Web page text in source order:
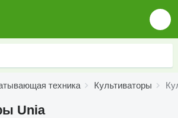
техника Культиваторы
Unia